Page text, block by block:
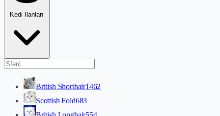
Kedi İlanları
British Shorthair1462
Scottish Fold683